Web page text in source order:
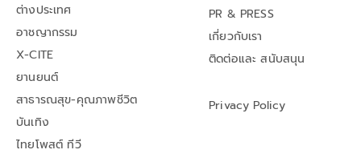
ต่างประเทศ
อาชญากรรม
X-CITE
ยานยนต์
สาธารณสุข-คุณภาพชีวิต
บันเทิง
ไทยโพสต์ ทีวี
PR & PRESS
เกี่ยวกับเรา
ติดต่อและ สนับสนุน
Privacy Policy